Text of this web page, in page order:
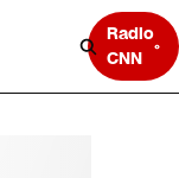
Radio
CNN